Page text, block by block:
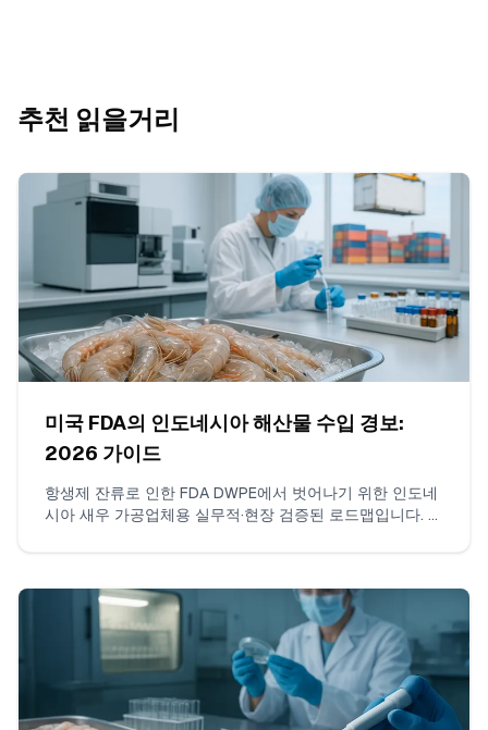
추천 읽을거리
미국 FDA의 인도네시아 해산물 수입 경보:
2026 가이드
항생제 잔류로 인한 FDA DWPE에서 벗어나기 위한 인도네
시아 새우 가공업체용 실무적·현장 검증된 로드맵입니다. 클